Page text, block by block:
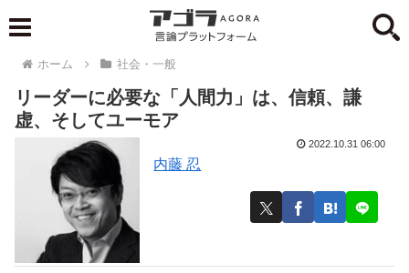
ホーム 社会・一般
リーダーに必要な「人間力」は、信頼、謙
虚、そしてユーモア
内藤 忍
2022.10.31 06:00